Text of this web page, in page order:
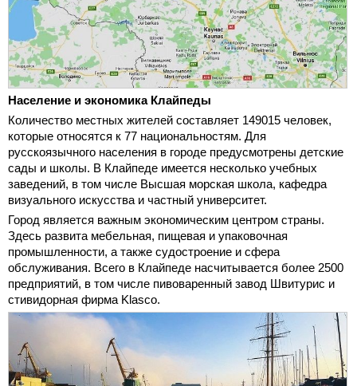
Население и экономика Клайпеды
Количество местных жителей составляет 149015 человек,
которые относятся к 77 национальностям. Для
русскоязычного населения в городе предусмотрены детские
сады и школы. В Клайпеде имеется несколько учебных
заведений, в том числе Высшая морская школа, кафедра
визуального искусства и частный университет.
Город является важным экономическим центром страны.
Здесь развита мебельная, пищевая и упаковочная
промышленности, а также судостроение и сфера
обслуживания. Всего в Клайпеде насчитывается более 2500
предприятий, в том числе пивоваренный завод Швитурис и
стивидорная фирма Klasco.